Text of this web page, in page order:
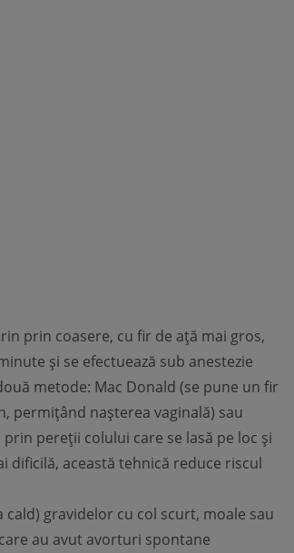
prin coasere, cu fir de ață mai gros,
și se efectuează sub anestezie
metode: Mac Donald (se pune un fir
permițând nașterea vaginală) sau
pereții colului care se lasă pe loc și
dificilă, această tehnică reduce riscul
gravidelor cu col scurt, moale sau
au avut avorturi spontane